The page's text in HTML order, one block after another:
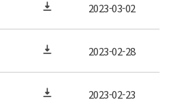
2023-03-02
2023-02-28
2023-02-23